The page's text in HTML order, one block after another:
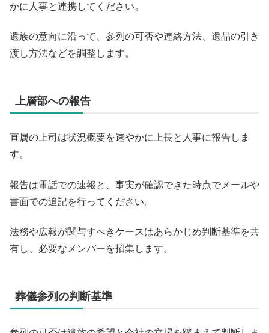
かに人事と連携してください。
遺族の意向に沿って、参列の可否や連絡方法、遺品の引き
渡し方法などを調整します。
上層部への報告
直属の上司は状況概要を速やかに上長と人事に報告しま
す。
報告は電話での速報と、事実が確認できた時点でメールや
書面での追記を行ってください。
法務や広報が関与すべきケースはあらかじめ判断基準を共
有し、必要なメンバーを招集します。
葬儀参列の判断基準